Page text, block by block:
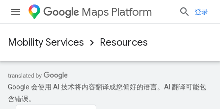
Maps Platform 登录
Mobility Services Resources
Google 会使用 AI 技术将内容翻译成您偏好的语言。AI 翻译可能包
含错误。